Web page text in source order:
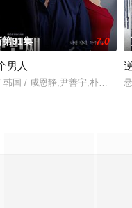
的青春浪漫喜剧成长故事。
了众多吸血鬼。女主作为一名
第91集 7.0
男人
韩国 / 咸恩静,尹善宇,朴健一,吴